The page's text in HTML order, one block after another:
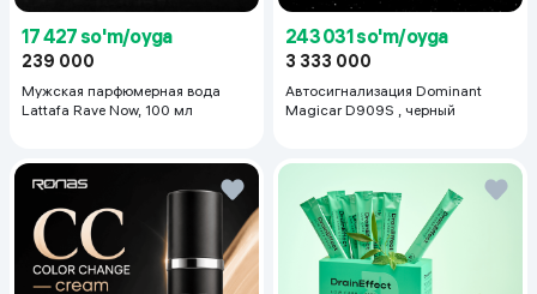
17 427 so'm/oyga
239 000
Мужская парфюмерная вода
Lattafa Rave Now, 100 мл
243 031 so'm/oyga
3 333 000
Автосигнализация Dominant
Magicar D909S , черный